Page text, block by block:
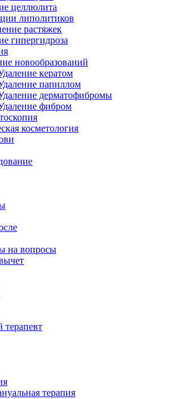
целлюлита
липолитиков
растяжек
гипергидроза
новообразований
кератом
папиллом
дерматофибромы
фибром
косметология
на вопросы
терапия